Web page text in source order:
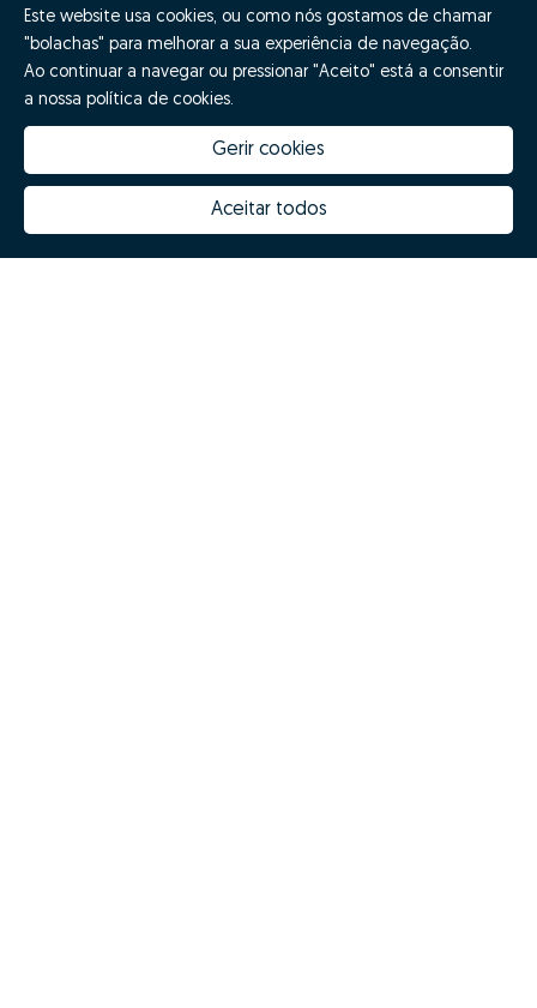
Este website usa cookies, ou como nós gostamos de chamar
"bolachas" para melhorar a sua experiência de navegação.
Ao continuar a navegar ou pressionar "Aceito" está a consentir
a nossa política de cookies.
Gerir cookies
Aceitar todos